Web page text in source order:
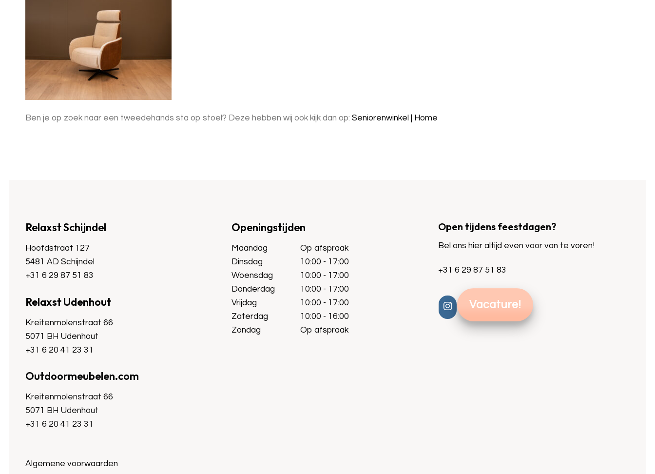
Ben je op zoek naar een tweedehands sta op stoel? Deze hebben wij ook kijk dan op: Seniorenwinkel | Home
Relaxst Schijndel
Hoofdstraat 127
5481 AD Schijndel
+31 6 29 87 51 83
Relaxst Udenhout
Kreitenmolenstraat 66
5071 BH Udenhout
+31 6 20 41 23 31
Outdoormeubelen.com
Kreitenmolenstraat 66
5071 BH Udenhout
+31 6 20 41 23 31
Openingstijden
Maandag
Dinsdag
Woensdag
Donderdag
Vrijdag
Zaterdag
Zondag
Op afspraak
10:00 - 17:00
10:00 - 17:00
10:00 - 17:00
10:00 - 17:00
10:00 - 16:00
Op afspraak
Open tijdens feestdagen?
Bel ons hier altijd even voor van te voren!
+31 6 29 87 51 83
Vacature!
Algemene voorwaarden